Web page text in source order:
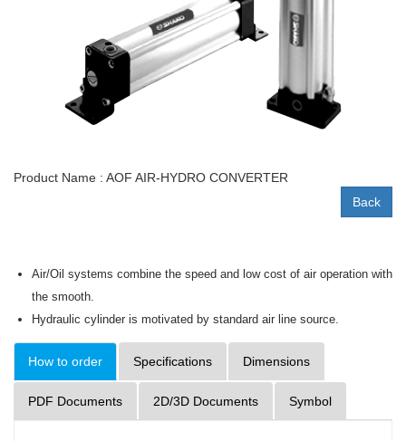
Product Name : AOF AIR-HYDRO CONVERTER
Back
Air/Oil systems combine the speed and low cost of air operation with
the smooth.
Hydraulic cylinder is motivated by standard air line source.
How to order Specifications Dimensions
PDF Documents 2D/3D Documents Symbol